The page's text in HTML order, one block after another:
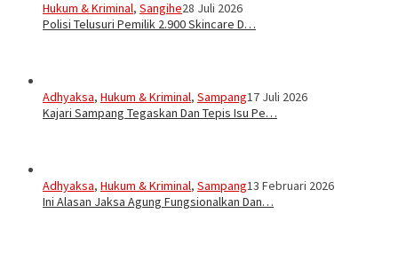
Hukum & Kriminal, Sangihe28 Juli 2026
Polisi Telusuri Pemilik 2.900 Skincare D…
Adhyaksa, Hukum & Kriminal, Sampang17 Juli 2026
Kajari Sampang Tegaskan Dan Tepis Isu Pe…
Adhyaksa, Hukum & Kriminal, Sampang13 Februari 2026
Ini Alasan Jaksa Agung Fungsionalkan Dan…